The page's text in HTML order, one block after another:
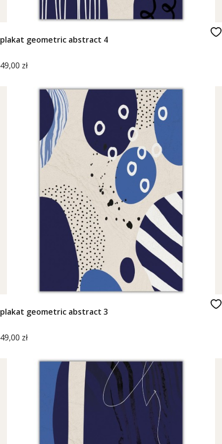
plakat geometric abstract 4
Cena
49,00 zł
plakat geometric abstract 3
Cena
49,00 zł